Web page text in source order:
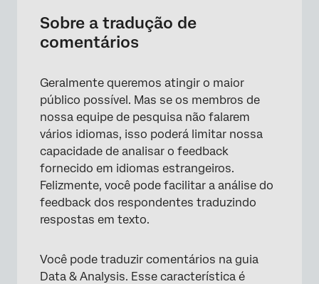
Traduzindo suas respostas em texto
Editando traduções
comentários
Perguntas frequentes
Sobre a tradução de
comentários
Geralmente queremos atingir o maior
público possível. Mas se os membros de
nossa equipe de pesquisa não falarem
vários idiomas, isso poderá limitar nossa
capacidade de analisar o feedback
fornecido em idiomas estrangeiros.
Felizmente, você pode facilitar a análise do
feedback dos respondentes traduzindo
respostas em texto.
Você pode traduzir comentários na guia
Data & Analysis. Esse característica é